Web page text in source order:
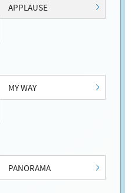
APPLAUSE
MY WAY
PANORAMA